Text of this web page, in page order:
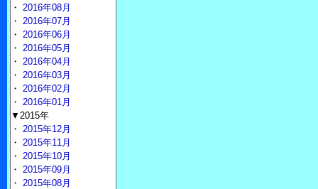
・ 2016年08月
・ 2016年07月
・ 2016年06月
・ 2016年05月
・ 2016年04月
・ 2016年03月
・ 2016年02月
・ 2016年01月
▼2015年
・ 2015年12月
・ 2015年11月
・ 2015年10月
・ 2015年09月
・ 2015年08月